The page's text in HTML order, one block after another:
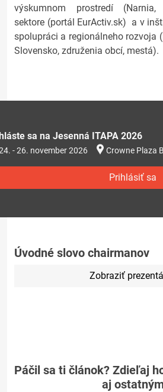
výskumnom prostredí (Narnia,
sektore (portál EurActiv.sk) a v
spolupráci a regionálneho rozvoja
Slovensko, združenia obcí, mestá).
sa na Jesenná ITAPA 2026
- 26. november 2026 Crowne Plaza
Prihlásiť sa
Úvodné slovo chairmanov
Zobraziť
Páčil sa ti článok? Zdieľaj
aj